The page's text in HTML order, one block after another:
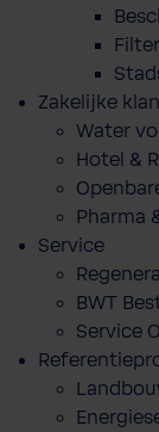
Zakelijke
Water
Hotel &
Pharma
Service
BWT
Service